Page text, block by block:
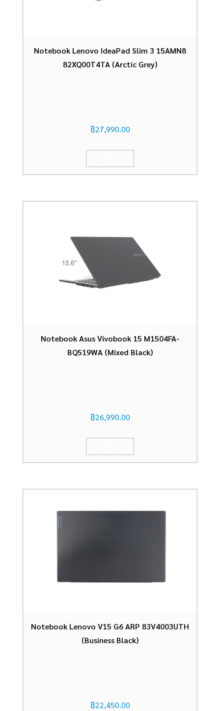
Notebook Lenovo IdeaPad Slim 3 15AMN8
82XQ00T4TA (Arctic Grey)
฿27,990.00
Notebook Asus Vivobook 15 M1504FA-
BQ519WA (Mixed Black)
฿26,990.00
Notebook Lenovo V15 G6 ARP 83V4003UTH
(Business Black)
฿22,450.00